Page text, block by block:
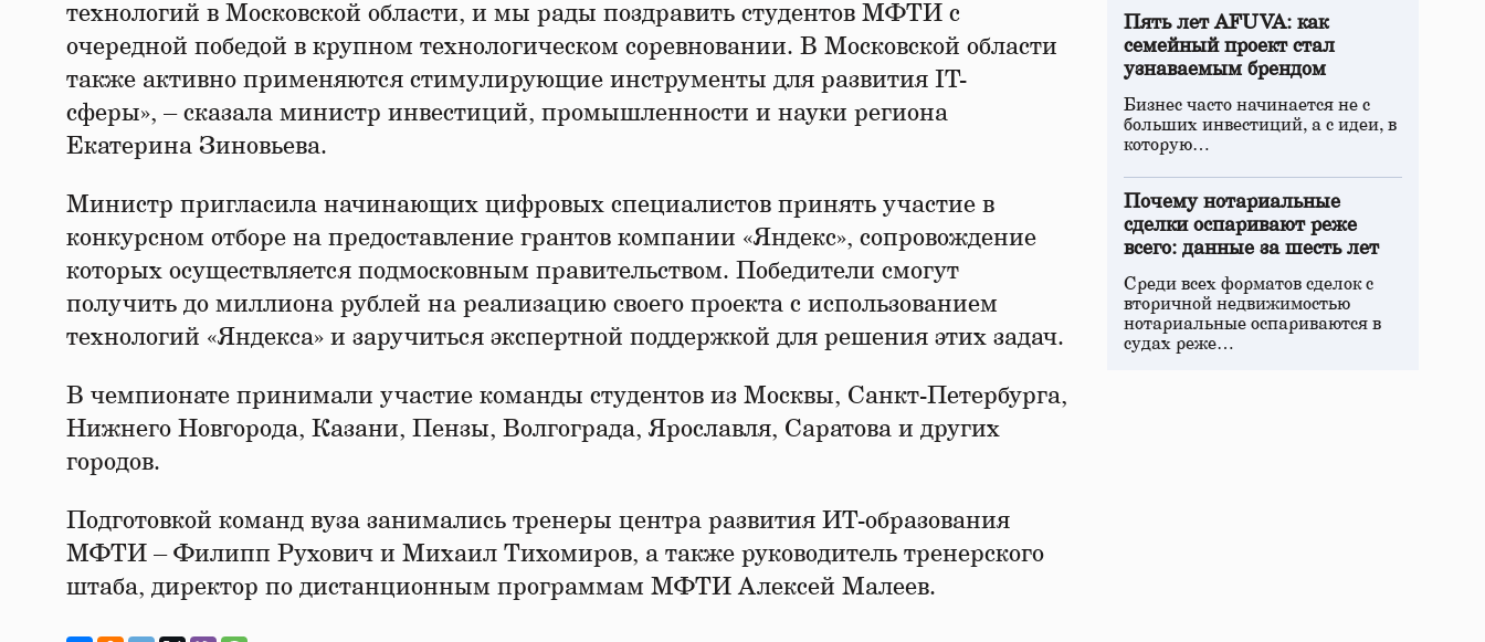
технологий в Московской области, и мы рады поздравить студентов МФТИ с
очередной победой в крупном технологическом соревновании. В Московской области
также активно применяются стимулирующие инструменты для развития IT-
сферы», – сказала министр инвестиций, промышленности и науки региона
Екатерина Зиновьева.
Министр пригласила начинающих цифровых специалистов принять участие в
конкурсном отборе на предоставление грантов компании «Яндекс», сопровождение
которых осуществляется подмосковным правительством. Победители смогут
получить до миллиона рублей на реализацию своего проекта с использованием
технологий «Яндекса» и заручиться экспертной поддержкой для решения этих задач.
В чемпионате принимали участие команды студентов из Москвы, Санкт-Петербурга,
Нижнего Новгорода, Казани, Пензы, Волгограда, Ярославля, Саратова и других
городов.
Подготовкой команд вуза занимались тренеры центра развития ИТ-образования
МФТИ – Филипп Рухович и Михаил Тихомиров, а также руководитель тренерского
штаба, директор по дистанционным программам МФТИ Алексей Малеев.
Пять лет AFUVA: как
семейный проект стал
узнаваемым брендом
Бизнес часто начинается не с
больших инвестиций, а с идеи, в
которую…
Почему нотариальные
сделки оспаривают реже
всего: данные за шесть лет
Среди всех форматов сделок с
вторичной недвижимостью
нотариальные оспариваются в
судах реже…